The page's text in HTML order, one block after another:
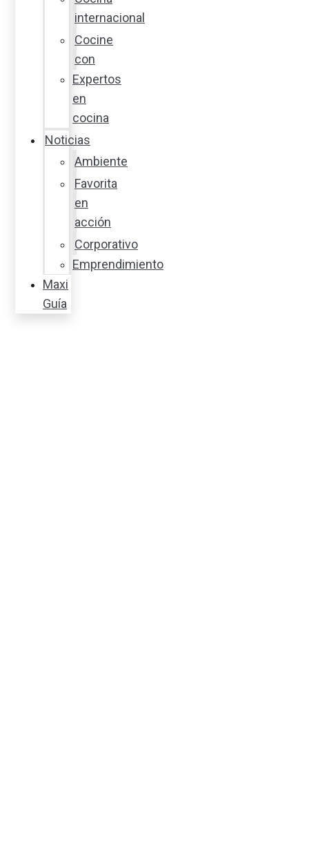
internacional
Cocine
con
Expertos
en
cocina
Noticias
Ambiente
Favorita
en
acción
Corporativo
Emprendimiento
Maxi
Guía